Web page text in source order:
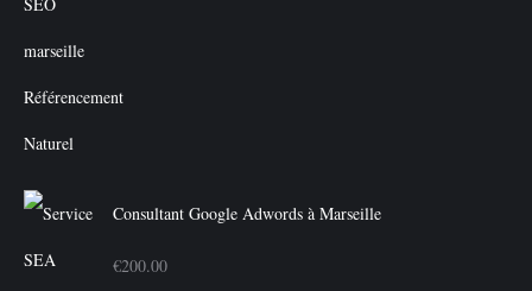
Consultant Google Adwords à Marseille
€200.00